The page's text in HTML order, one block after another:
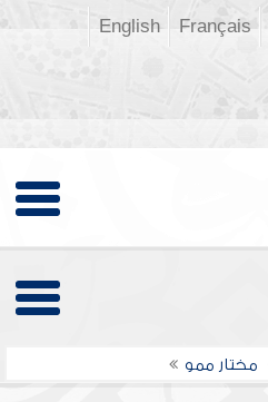
Français
English
مختار ممو